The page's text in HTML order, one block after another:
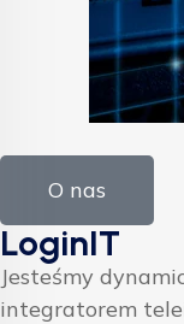
O nas
LoginIT
Jesteśmy
integratorem